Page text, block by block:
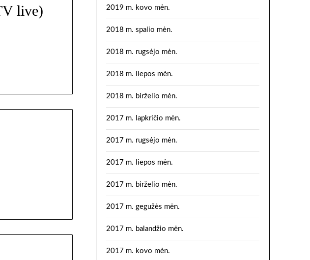
live) 2019 m. kovo mėn.
2018 m. spalio mėn.
2018 m. rugsėjo mėn.
2018 m. liepos mėn.
2018 m. birželio mėn.
2017 m. lapkričio mėn.
2017 m. rugsėjo mėn.
2017 m. liepos mėn.
2017 m. birželio mėn.
2017 m. gegužės mėn.
2017 m. balandžio mėn.
2017 m. kovo mėn.